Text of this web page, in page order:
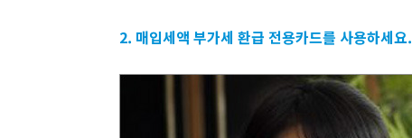
2. 매입세액 부가세 환급 전용카드를 사용하세요.